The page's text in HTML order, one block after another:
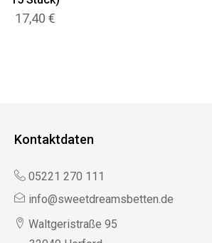
17,40 €
Kontaktdaten
05221 270 111
info@sweetdreamsbetten.de
Waltgeristraße 95